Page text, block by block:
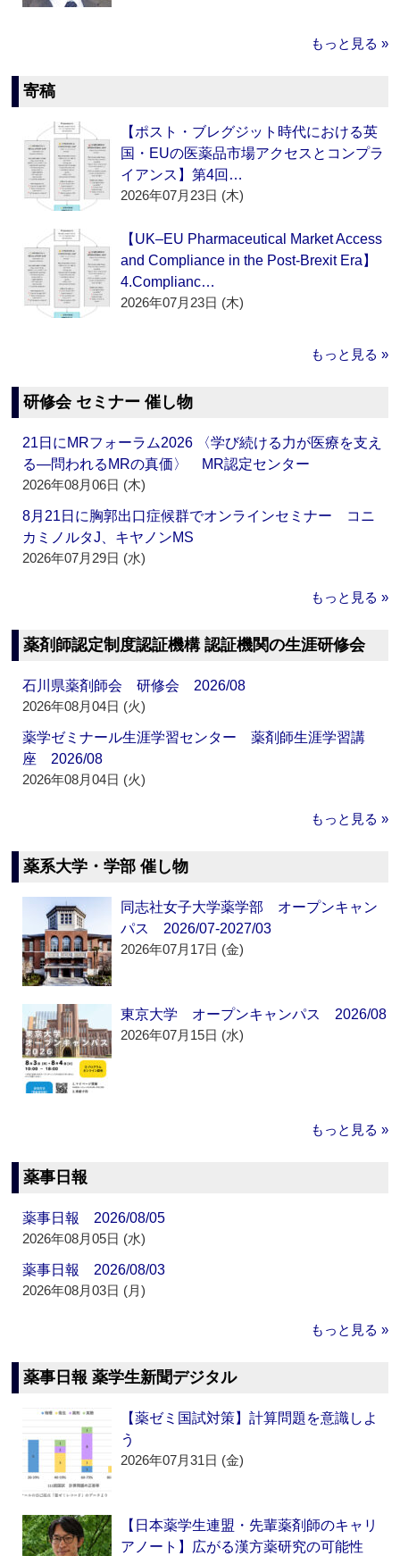
もっと見る »
寄稿
【ポスト・ブレグジット時代における英
国・EUの医薬品市場アクセスとコンプラ
イアンス】第4回…
2026年07月23日 (木)
【UK–EU Pharmaceutical Market Access
and Compliance in the Post-Brexit Era】
4.Complianc…
2026年07月23日 (木)
もっと見る »
研修会 セミナー 催し物
21日にMRフォーラム2026 〈学び続ける力が医療を支え
る―問われるMRの真価〉 MR認定センター
2026年08月06日 (木)
8月21日に胸郭出口症候群でオンラインセミナー コニ
カミノルタJ、キヤノンMS
2026年07月29日 (水)
もっと見る »
薬剤師認定制度認証機構 認証機関の生涯研修会
石川県薬剤師会 研修会 2026/08
2026年08月04日 (火)
薬学ゼミナール生涯学習センター 薬剤師生涯学習講
座 2026/08
2026年08月04日 (火)
もっと見る »
薬系大学・学部 催し物
同志社女子大学薬学部 オープンキャン
パス 2026/07-2027/03
2026年07月17日 (金)
東京大学 オープンキャンパス 2026/08
2026年07月15日 (水)
もっと見る »
薬事日報
薬事日報 2026/08/05
2026年08月05日 (水)
薬事日報 2026/08/03
2026年08月03日 (月)
もっと見る »
薬事日報 薬学生新聞デジタル
【薬ゼミ国試対策】計算問題を意識しよ
う
2026年07月31日 (金)
【日本薬学生連盟・先輩薬剤師のキャリ
アノート】広がる漢方薬研究の可能性